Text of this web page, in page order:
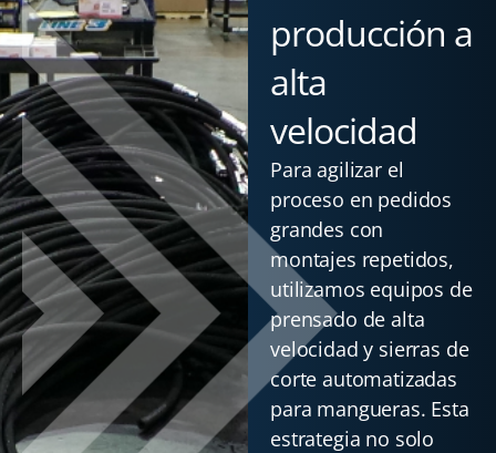
producción a
alta
velocidad
Para agilizar el
proceso en pedidos
grandes con
montajes repetidos,
utilizamos equipos de
prensado de alta
velocidad y sierras de
corte automatizadas
para mangueras. Esta
estrategia no solo